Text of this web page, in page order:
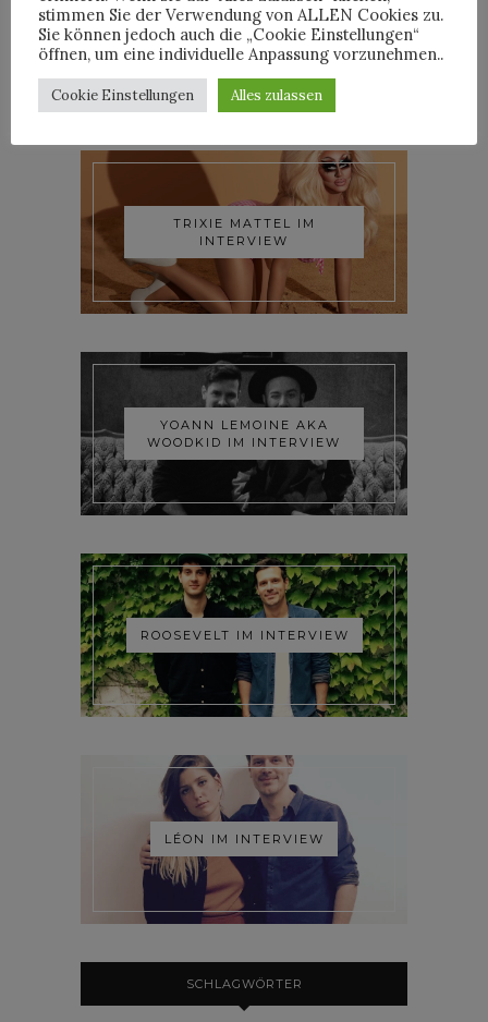
INTERVIEWS
TRIXIE MATTEL IM
INTERVIEW
YOANN LEMOINE AKA
WOODKID IM INTERVIEW
ROOSEVELT IM INTERVIEW
LÉON IM INTERVIEW
SCHLAGWÖRTER
stimmen Sie der Verwendung von ALLEN Cookies zu.
Sie können jedoch auch die „Cookie Einstellungen“
öffnen, um eine individuelle Anpassung vorzunehmen..
Cookie Einstellungen Alles zulassen